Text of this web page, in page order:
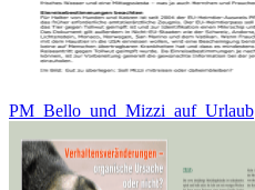
PM_Bello_und_Mizzi_auf_Urlaub